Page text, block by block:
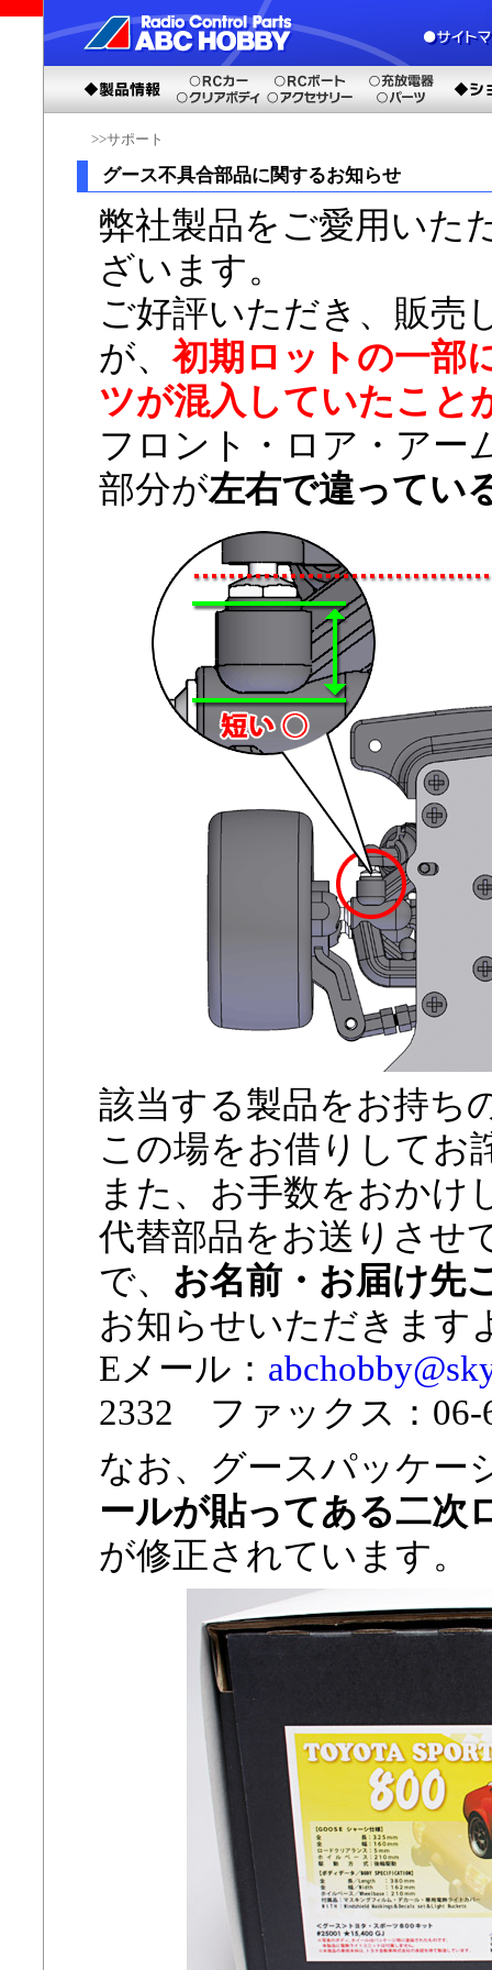
>>サポート
グース不具合部品に関するお知らせ
弊社製品をご愛用いた
ざいます。
ご好評いただき、販売
が、初期ロットの一部
ツが混入していたこと
フロント・ロア・アー
部分が左右で違ってい
該当する製品をお持ち
この場をお借りしてお
また、お手数をおかけ
代替部品をお送りさせ
で、 お名前・お届け先
お知らせいただきます
Eメール：
2332 ファックス：06-
なお、グースパッケー
ールが貼ってある二次
が修正されています。